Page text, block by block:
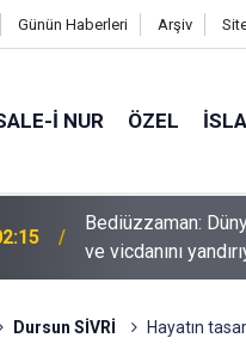
Günün Haberleri Arşiv
I NUR ÖZEL
Paçalarını yerde
Dursun SİVRİ Hayatın